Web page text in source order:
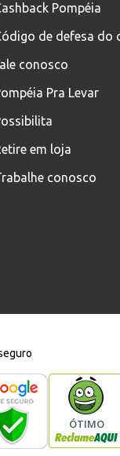
Pompéia
de defesa do
conosco
Pra Levar
em loja
conosco